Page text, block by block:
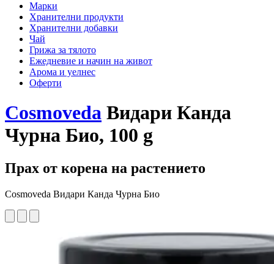
Марки
Хранителни продукти
Хранителни добавки
Чай
Грижа за тялото
Ежедневие и начин на живот
Арома и уелнес
Оферти
Cosmoveda Видари Канда
Чурна Био, 100 g
Прах от корена на растението
Cosmoveda Видари Канда Чурна Био